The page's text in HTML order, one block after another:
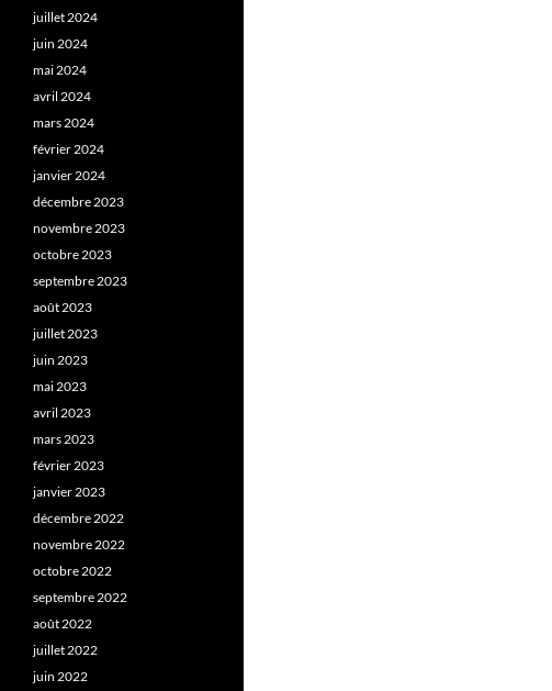
juillet 2024
juin 2024
mai 2024
avril 2024
mars 2024
février 2024
janvier 2024
décembre 2023
novembre 2023
octobre 2023
septembre 2023
août 2023
juillet 2023
juin 2023
mai 2023
avril 2023
mars 2023
février 2023
janvier 2023
décembre 2022
novembre 2022
octobre 2022
septembre 2022
août 2022
juillet 2022
juin 2022